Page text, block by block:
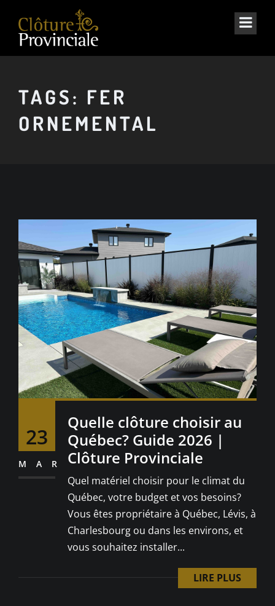
TAGS: FER
ORNEMENTAL
23
MAR
Quelle clôture choisir au
Québec? Guide 2026 |
Clôture Provinciale
Quel matériel choisir pour le climat du
Québec, votre budget et vos besoins?
Vous êtes propriétaire à Québec, Lévis, à
Charlesbourg ou dans les environs, et
vous souhaitez installer...
LIRE PLUS